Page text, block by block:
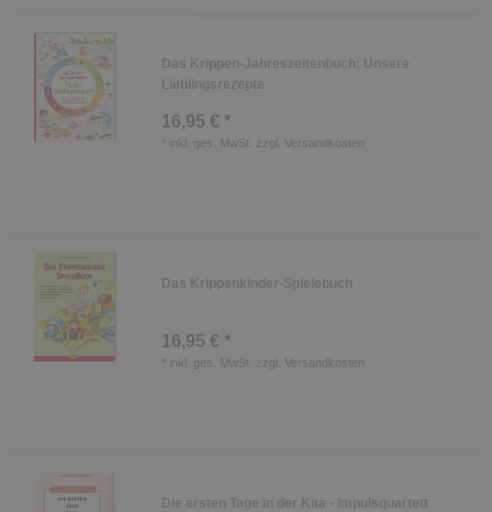
Das Krippen-Jahreszeitenbuch: Unsere
Lieblingsrezepte
16,95 € *
* inkl. ges. MwSt. zzgl. Versandkosten
Das Krippenkinder-Spielebuch
16,95 € *
* inkl. ges. MwSt. zzgl. Versandkosten
Die ersten Tage in der Kita - Impulsquartett